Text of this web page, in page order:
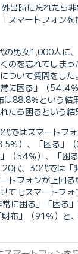
出時に忘れたら
スマートフォン
男女1,000人に
のを忘れてしま
ついて質問をし
に困る」（54.4
88.8％という結
たら困るという結
ではスマートフォ
％）、「困る」
（54％）、「困
代、30代では「
トフォンが上回
てもスマートフォ
に困る」「困る
布」（91％）と